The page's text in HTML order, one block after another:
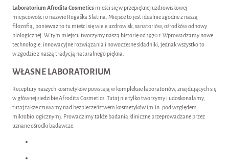
Laboratorium Afrodita Cosmetics mieści się w przepięknej uzdrowiskowej
miejscowości o nazwie Rogaška Slatina. Miejsce to jest idealnie zgodne z naszą
filozofią, ponieważ to tu mieści się wiele uzdrowisk, sanatoriów, ośrodków odnowy
biologicznej. W tym miejscu tworzymy naszą historię od 1970 r. Wprowadzamy nowe
technologie, innowacyjne rozwiązania i nowoczesne składniki, jednak wszystko to
w zgodzie z naszą tradycją naturalnego piękna.
WŁASNE LABORATORIUM
Receptury naszych kosmetyków powstają w kompleksie laboratoriów, znajdujących się
w głównej siedzibie Afrodita Cosmetics. Tutaj nie tylko tworzymy i udoskonalamy,
tutaj także czuwamy nad bezpieczeństwem kosmetyków (m.in. pod względem
mikrobiologicznym). Prowadzimy także badania kliniczne przeprowadzane przez
uznane ośrodki badawcze.